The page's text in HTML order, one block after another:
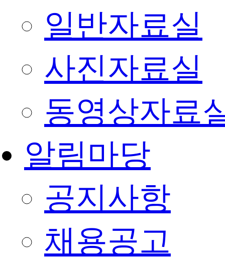
일반자료실
사진자료실
동영상자료
알림마당
공지사항
채용공고